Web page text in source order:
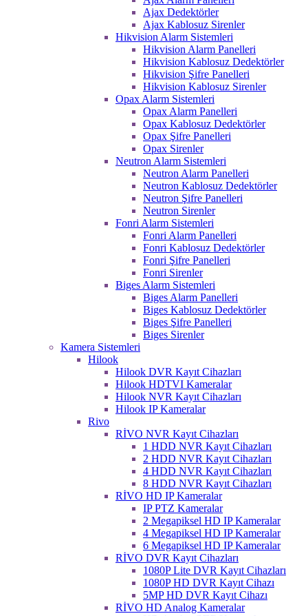
Ajax Dedektörler
Ajax Kablosuz Sirenler
Hikvision Alarm Sistemleri
Hikvision Alarm Panelleri
Hikvision Kablosuz Dedektörler
Hikvision Şifre Panelleri
Hikvision Kablosuz Sirenler
Opax Alarm Sistemleri
Opax Alarm Panelleri
Opax Kablosuz Dedektörler
Opax Şifre Panelleri
Opax Sirenler
Neutron Alarm Sistemleri
Neutron Alarm Panelleri
Neutron Kablosuz Dedektörler
Neutron Şifre Panelleri
Neutron Sirenler
Fonri Alarm Sistemleri
Fonri Alarm Panelleri
Fonri Kablosuz Dedektörler
Fonri Şifre Panelleri
Fonri Sirenler
Biges Alarm Sistemleri
Biges Alarm Panelleri
Biges Kablosuz Dedektörler
Biges Şifre Panelleri
Biges Sirenler
Kamera Sistemleri
Hilook
Hilook DVR Kayıt Cihazları
Hilook HDTVI Kameralar
Hilook NVR Kayıt Cihazları
Hilook IP Kameralar
Rivo
RİVO NVR Kayıt Cihazları
1 HDD NVR Kayıt Cihazları
2 HDD NVR Kayıt Cihazları
4 HDD NVR Kayıt Cihazları
8 HDD NVR Kayıt Cihazları
RİVO HD IP Kameralar
IP PTZ Kameralar
2 Megapiksel HD IP Kameralar
4 Megapiksel HD IP Kameralar
6 Megapiksel HD IP Kameralar
RİVO DVR Kayıt Cihazları
1080P Lite DVR Kayıt Cihazları
1080P HD DVR Kayıt Cihazı
5MP HD DVR Kayıt Cihazı
RİVO HD Analog Kameralar